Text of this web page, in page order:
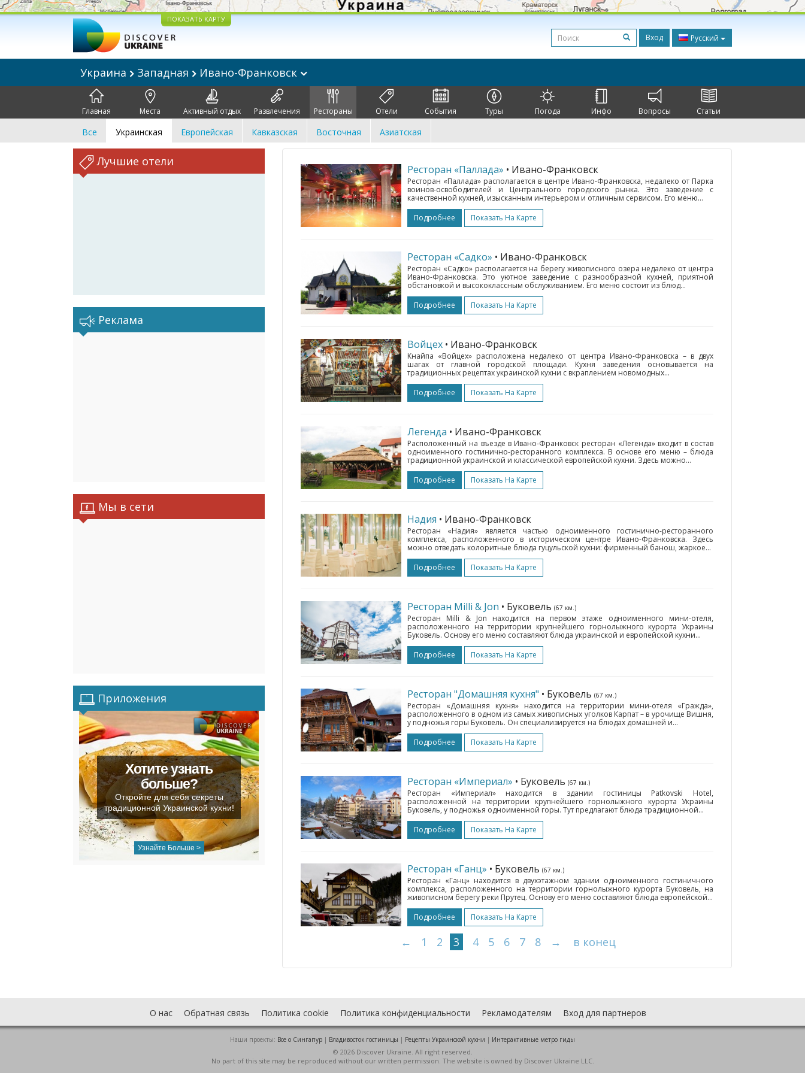
ПОКАЗАТЬ КАРТУ
Вход Русский
Украина Западная Ивано-Франковск
Главная Места Активный отдых Развлечения Рестораны Отели События Туры Погода Инфо Вопросы Статьи
Все Украинская Европейская Кавказская Восточная Азиатская
Лучшие отели
Реклама
Мы в сети
Приложения
Хотите узнать
больше?
Откройте для себя секреты
традиционной Украинской кухни!
Узнайте Больше >
Ресторан «Паллада» • Ивано-Франковск
Ресторан «Паллада» располагается в центре Ивано-Франковска, недалеко от Парка
воинов-освободителей и Центрального городского рынка. Это заведение с
качественной кухней, изысканным интерьером и отличным сервисом. Его меню...
Подробнее
Показать На Карте
Ресторан «Садко» • Ивано-Франковск
Ресторан «Садко» располагается на берегу живописного озера недалеко от центра
Ивано-Франковска. Это уютное заведение с разнообразной кухней, приятной
обстановкой и высококлассным обслуживанием. Его меню состоит из блюд...
Подробнее
Показать На Карте
Войцех • Ивано-Франковск
Кнайпа «Войцех» расположена недалеко от центра Ивано-Франковска – в двух
шагах от главной городской площади. Кухня заведения основывается на
традиционных рецептах украинской кухни с вкраплением новомодных...
Подробнее
Показать На Карте
Легенда • Ивано-Франковск
Расположенный на въезде в Ивано-Франковск ресторан «Легенда» входит в состав
одноименного гостинично-ресторанного комплекса. В основе его меню – блюда
традиционной украинской и классической европейской кухни. Здесь можно...
Подробнее
Показать На Карте
Надия • Ивано-Франковск
Ресторан «Надия» является частью одноименного гостинично-ресторанного
комплекса, расположенного в историческом центре Ивано-Франковска. Здесь
можно отведать колоритные блюда гуцульской кухни: фирменный банош, жаркое...
Подробнее
Показать На Карте
Ресторан Milli & Jon • Буковель (67 км.)
Ресторан Milli & Jon находится на первом этаже одноименного мини-отеля,
расположенного на территории крупнейшего горнолыжного курорта Украины
Буковель. Основу его меню составляют блюда украинской и европейской кухни...
Подробнее
Показать На Карте
Ресторан "Домашняя кухня" • Буковель (67 км.)
Ресторан «Домашняя кухня» находится на территории мини-отеля «Гражда»,
расположенного в одном из самых живописных уголков Карпат – в урочище Вишня,
у подножья горы Буковель. Он специализируется на блюдах домашней и...
Подробнее
Показать На Карте
Ресторан «Империал» • Буковель (67 км.)
Ресторан «Империал» находится в здании гостиницы Patkovski Hotel,
расположенной на территории крупнейшего горнолыжного курорта Украины
Буковель, у подножья одноименной горы. Тут предлагают блюда традиционной...
Подробнее
Показать На Карте
Ресторан «Ганц» • Буковель (67 км.)
Ресторан «Ганц» находится в двухэтажном здании одноименного гостиничного
комплекса, расположенного на территории горнолыжного курорта Буковель, на
живописном берегу реки Прутец. Основу его меню составляют блюда европейской...
Подробнее
Показать На Карте
← 1 2 3 4 5 6 7 8 → в конец
О нас Обратная связь Политика cookie Политика конфиденциальности Рекламодателям Вход для партнеров
Наши проекты: Все о Cингапур | Владивосток гостиницы | Рецепты Украинской кухни | Интерактивные метро гиды
© 2026 Discover Ukraine. All right reserved.
No part of this site may be reproduced without our written permission. The website is owned by Discover Ukraine LLC.